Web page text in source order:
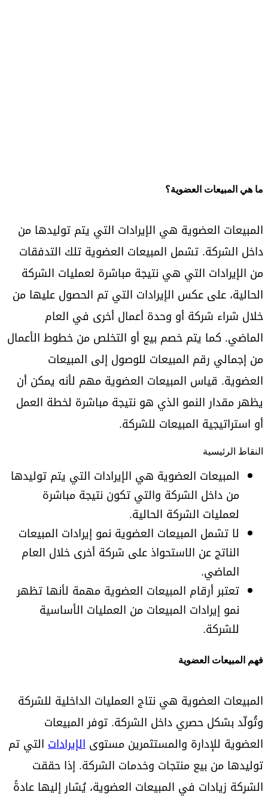
ما هي المبيعات العضوية؟
المبيعات العضوية هي الإيرادات التي يتم توليدها من
داخل الشركة. تشمل المبيعات العضوية تلك التدفقات
من الإيرادات التي هي نتيجة مباشرة لعمليات الشركة
الحالية، على عكس الإيرادات التي تم الحصول عليها من
خلال شراء شركة أو وحدة أعمال أخرى في العام
الماضي. كما يتم خصم بيع أو التخلص من خطوط الأعمال
من إجمالي رقم المبيعات للوصول إلى المبيعات
العضوية. قياس المبيعات العضوية مهم لأنه يمكن أن
يظهر مقدار النمو الذي هو نتيجة مباشرة لخطة العمل
أو استراتيجية المبيعات للشركة.
النقاط الرئيسية
المبيعات العضوية هي الإيرادات التي يتم توليدها
من داخل الشركة والتي تكون نتيجة مباشرة
لعمليات الشركة الحالية.
لا تشمل المبيعات العضوية نمو إيرادات المبيعات
الناتج عن الاستحواذ على شركة أخرى خلال العام
الماضي.
تعتبر أرقام المبيعات العضوية مهمة لأنها تظهر
نمو إيرادات المبيعات من العمليات الأساسية
للشركة.
فهم المبيعات العضوية
المبيعات العضوية هي نتاج العمليات الداخلية للشركة
وتُولّد بشكل حصري داخل الشركة. توفر المبيعات
العضوية للإدارة والمستثمرين مستوى الإيرادات التي تم
توليدها من بيع منتجات وخدمات الشركة. إذا حققت
الشركة زيادات في المبيعات العضوية، يُشار إليها عادةً